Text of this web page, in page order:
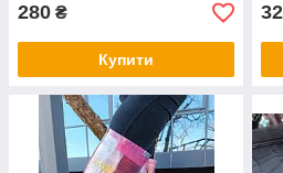
280 ₴
Купити